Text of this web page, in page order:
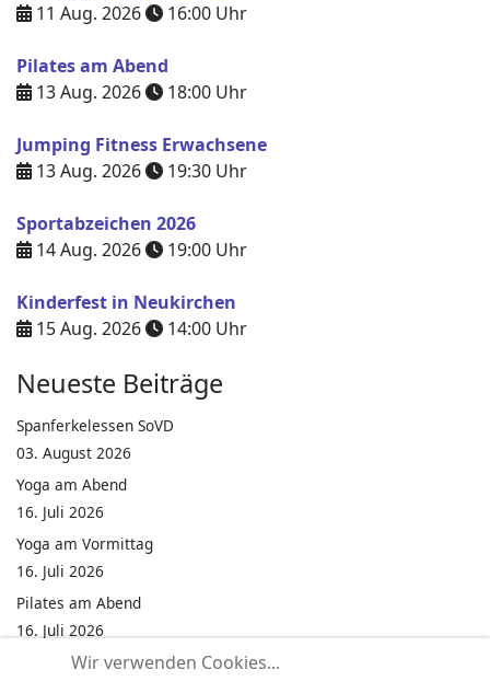
11 Aug. 2026
16:00 Uhr
Pilates am Abend
13 Aug. 2026
18:00 Uhr
Jumping Fitness Erwachsene
13 Aug. 2026
19:30 Uhr
Sportabzeichen 2026
14 Aug. 2026
19:00 Uhr
Kinderfest in Neukirchen
15 Aug. 2026
14:00 Uhr
Neueste Beiträge
Spanferkelessen SoVD
03. August 2026
Yoga am Abend
16. Juli 2026
Yoga am Vormittag
16. Juli 2026
Pilates am Abend
16. Juli 2026
Jumping Fitness Intervall
Wir verwenden Cookies...